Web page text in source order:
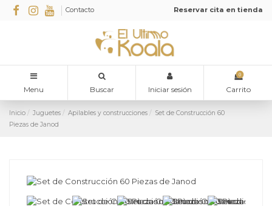
Contacto Reservar cita en tienda
Menu Buscar Iniciar sesión
0
Carrito
Inicio Juguetes Apilables y construcciones
Set de Construcción 60
Piezas de Janod